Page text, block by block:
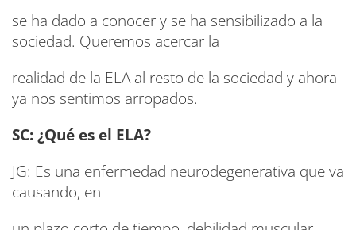
se ha dado a conocer y se ha sensibilizado a la
sociedad. Queremos acercar la
realidad de la ELA al resto de la sociedad y ahora
ya nos sentimos arropados.
SC: ¿Qué es el ELA?
JG: Es una enfermedad neurodegenerativa que va
causando, en